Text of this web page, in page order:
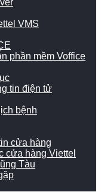
VMS
phần mềm Voffice
tin điện tử
bệnh
cửa hàng
cửa hàng Viettel
Tàu